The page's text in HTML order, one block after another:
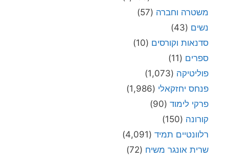
משטרה וחברה (57)
נשים (43)
סדנאות וקורסים (10)
ספרים (11)
פוליטיקה (1,073)
פנחס יחזקאלי (1,986)
פרקי לימוד (90)
קורונה (150)
רלוונטיים תמיד (4,091)
שרית אונגר משיח (72)